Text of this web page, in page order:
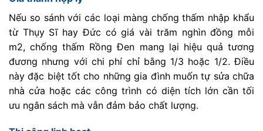
Nếu so sánh với các loại màng chống thấm nhập khẩu
từ Thụy Sĩ hay Đức có giá vài trăm nghìn đồng mỗi
m2, chống thấm Rồng Đen mang lại hiệu quả tương
đương nhưng với chi phí chỉ bằng 1/3 hoặc 1/2. Điều
này đặc biệt tốt cho những gia đình muốn tự sửa chữa
nhà cửa hoặc các công trình có diện tích lớn cần tối
ưu ngân sách mà vẫn đảm bảo chất lượng.